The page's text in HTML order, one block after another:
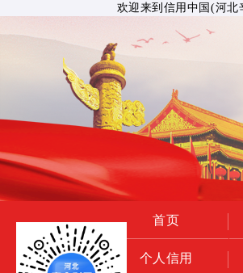
欢迎来到信用中国(河北
首页
个人信用